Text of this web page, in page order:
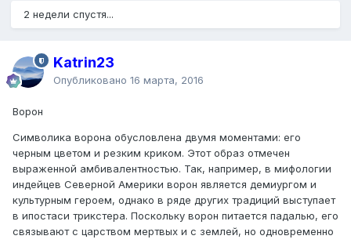
2 недели спустя...
Katrin23
Опубликовано 16 марта, 2016
Ворон
Символика ворона обусловлена двумя моментами: его
черным цветом и резким криком. Этот образ отмечен
выраженной амбивалентностью. Так, например, в мифологии
индейцев Северной Америки ворон является демиургом и
культурным героем, однако в ряде других традиций выступает
в ипостаси трикстера. Поскольку ворон питается падалью, его
связывают с царством мертвых и с землей, но одновременно